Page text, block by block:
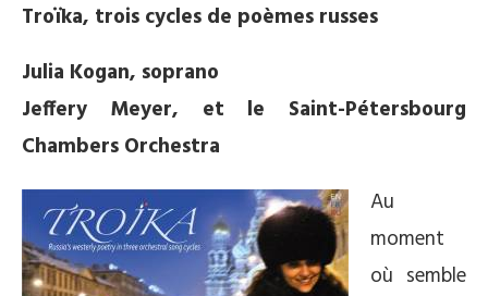
Troïka, trois cycles de poèmes russes
Julia Kogan, soprano
Jeffery Meyer, et le Saint-Pétersbourg
Chambers Orchestra
Au
moment
où semble